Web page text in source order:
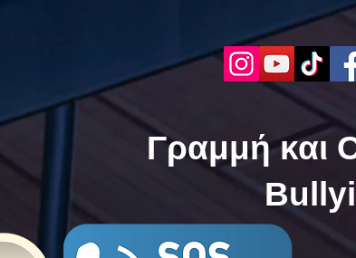
Τώρα. Με σύνθημα
Τώρα" όλα τα
Ελλάδας ενώνουν τις
δυνάμεις τους
Bullying
Γραμμή και